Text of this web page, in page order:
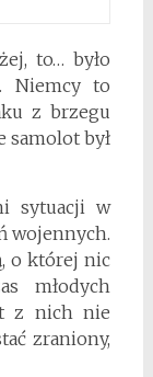
to… było
Niemcy to
z brzegu
samolot był
sytuacji w
wojennych.
o której nic
młodych
z nich nie
zraniony,